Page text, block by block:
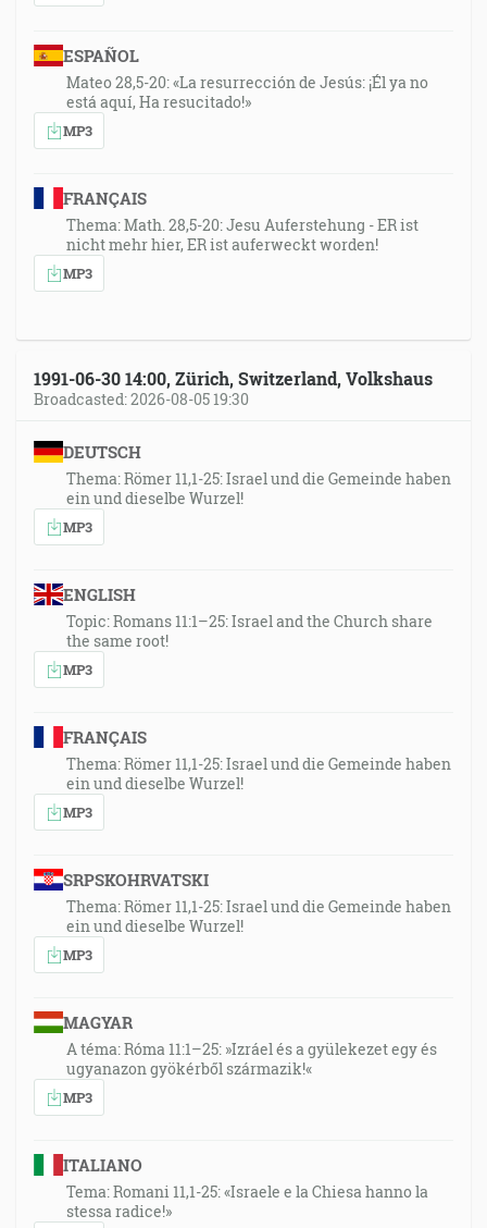
ESPAÑOL
Mateo 28,5-20: «La resurrección de Jesús: ¡Él ya no
está aquí, Ha resucitado!»
MP3
FRANÇAIS
Thema: Math. 28,5-20: Jesu Auferstehung - ER ist
nicht mehr hier, ER ist auferweckt worden!
MP3
1991-06-30 14:00, Zürich, Switzerland, Volkshaus
Broadcasted: 2026-08-05 19:30
DEUTSCH
Thema: Römer 11,1-25: Israel und die Gemeinde haben
ein und dieselbe Wurzel!
MP3
ENGLISH
Topic: Romans 11:1–25: Israel and the Church share
the same root!
MP3
FRANÇAIS
Thema: Römer 11,1-25: Israel und die Gemeinde haben
ein und dieselbe Wurzel!
MP3
SRPSKOHRVATSKI
Thema: Römer 11,1-25: Israel und die Gemeinde haben
ein und dieselbe Wurzel!
MP3
MAGYAR
A téma: Róma 11:1–25: »Izráel és a gyülekezet egy és
ugyanazon gyökérből származik!«
MP3
ITALIANO
Tema: Romani 11,1-25: «Israele e la Chiesa hanno la
stessa radice!»